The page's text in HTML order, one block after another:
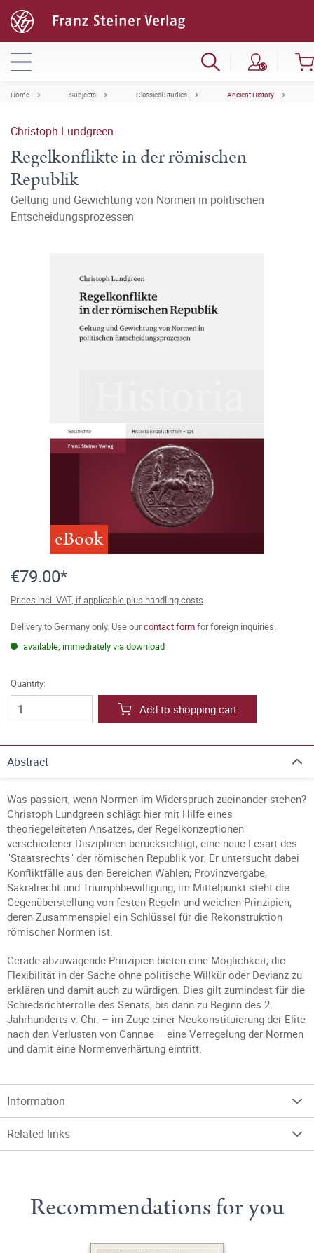
Home Subjects Classical Studies Ancient History
Christoph Lundgreen
Regelkonflikte in der römischen
Republik
Geltung und Gewichtung von Normen in politischen
Entscheidungsprozessen
eBook
€79.00*
Prices incl. VAT, if applicable plus handling costs
Delivery to Germany only. Use ourcontact formfor foreign inquiries.
available, immediately via download
Quantity:
Add to shopping cart
Abstract
Was passiert, wenn Normen im Widerspruch zueinander stehen?
Christoph Lundgreen schlägt hier mit Hilfe eines
theoriegeleiteten Ansatzes, der Regelkonzeptionen
verschiedener Disziplinen berücksichtigt, eine neue Lesart des
"Staatsrechts" der römischen Republik vor. Er untersucht dabei
Konfliktfälle aus den Bereichen Wahlen, Provinzvergabe,
Sakralrecht und Triumphbewilligung; im Mittelpunkt steht die
Gegenüberstellung von festen Regeln und weichen Prinzipien,
deren Zusammenspiel ein Schlüssel für die Rekonstruktion
römischer Normen ist.
Gerade abzuwägende Prinzipien bieten eine Möglichkeit, die
Flexibilität in der Sache ohne politische Willkür oder Devianz zu
erklären und damit auch zu würdigen. Dies gilt zumindest für die
Schiedsrichterrolle des Senats, bis dann zu Beginn des 2.
Jahrhunderts v. Chr. – im Zuge einer Neukonstituierung der Elite
nach den Verlusten von Cannae – eine Verregelung der Normen
und damit eine Normenverhärtung eintritt.
Information
Related links
Recommendations for you